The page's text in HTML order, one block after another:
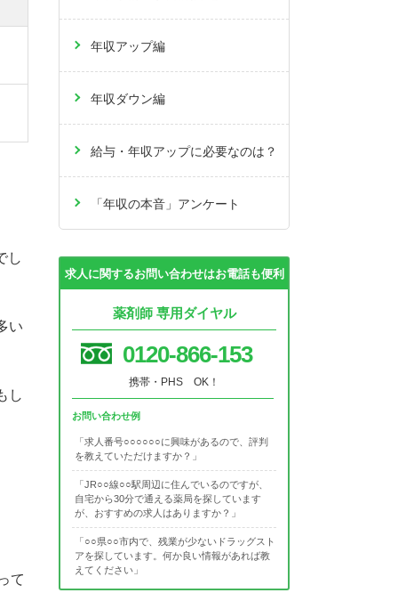
し
い
し
て
年収アップ編
年収ダウン編
給与・年収アップに必要なのは？
「年収の本音」アンケート
求人に関するお問い合わせはお電話も便利
薬剤師 専用ダイヤル
0120-866-153
携帯・PHS OK！
お問い合わせ例
「求人番号○○○○○○に興味があるので、評判
を教えていただけますか？」
「JR○○線○○駅周辺に住んでいるのですが、
自宅から30分で通える薬局を探しています
が、おすすめの求人はありますか？」
「○○県○○市内で、残業が少ないドラッグスト
アを探しています。何か良い情報があれば教
えてください」